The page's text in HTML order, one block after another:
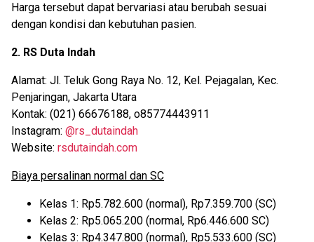
Harga tersebut dapat bervariasi atau berubah sesuai
dengan kondisi dan kebutuhan pasien.
2. RS Duta Indah
Alamat: Jl. Teluk Gong Raya No. 12, Kel. Pejagalan, Kec.
Penjaringan, Jakarta Utara
Kontak: (021) 66676188, o85774443911
Instagram: @rs_dutaindah
Website: rsdutaindah.com
Biaya persalinan normal dan SC
Kelas 1: Rp5.782.600 (normal), Rp7.359.700 (SC)
Kelas 2: Rp5.065.200 (normal, Rp6.446.600 SC)
Kelas 3: Rp4.347.800 (normal), Rp5.533.600 (SC)